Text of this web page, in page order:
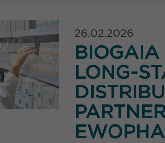
26.02.2026
BIOGAIA
LONG-